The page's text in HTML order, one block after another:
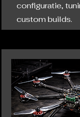
configuratie,
custom builds.